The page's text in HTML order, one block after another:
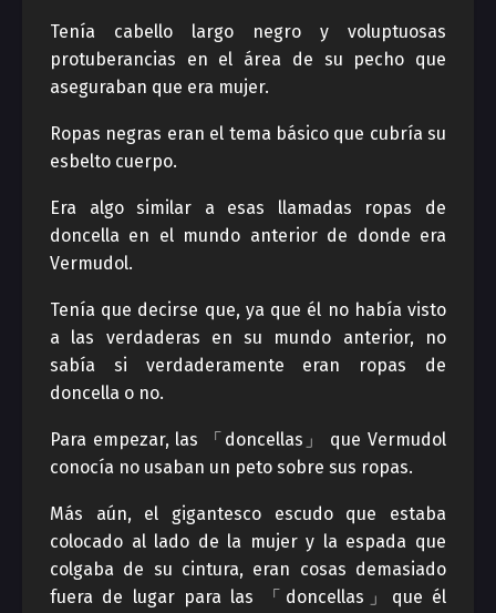
Tenía cabello largo negro y voluptuosas
protuberancias en el área de su pecho que
aseguraban que era mujer.
Ropas negras eran el tema básico que cubría su
esbelto cuerpo.
Era algo similar a esas llamadas ropas de
doncella en el mundo anterior de donde era
Vermudol.
Tenía que decirse que, ya que él no había visto
a las verdaderas en su mundo anterior, no
sabía si verdaderamente eran ropas de
doncella o no.
Para empezar, las 「doncellas」 que Vermudol
conocía no usaban un peto sobre sus ropas.
Más aún, el gigantesco escudo que estaba
colocado al lado de la mujer y la espada que
colgaba de su cintura, eran cosas demasiado
fuera de lugar para las 「doncellas」que él